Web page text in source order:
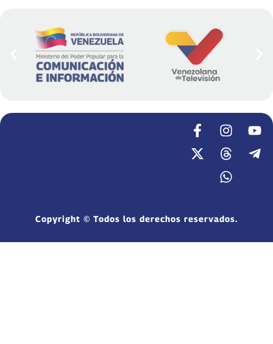
Copyright © Todos los derechos reservados.